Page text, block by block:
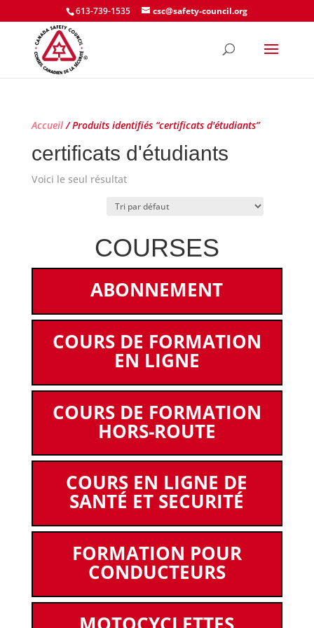
613-739-1535 csc@safety-council.org
Accueil/ Produits identifiés “certificats d'étudiants”
certificats d'étudiants
Voici le seul résultat
COURSES
ABONNEMENT
COURS DE FORMATION
EN LIGNE
COURS DE FORMATION
HORS-ROUTE
COURS EN LIGNE DE
SANTÉ ET SECURITÉ
FORMATION POUR
CONDUCTEURS